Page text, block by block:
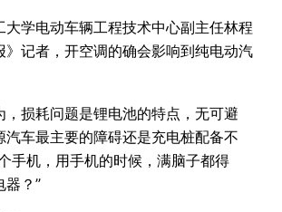
大学电动车辆工程技术中心副主任林程
》记者，开空调的确会影响到纯电动汽
，损耗问题是锂电池的特点，无可避
汽车最主要的障碍还是充电桩配备不
手机，用手机的时候，满脑子都得
器？”